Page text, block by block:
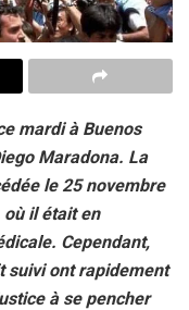
mardi à Buenos
Maradona. La
le 25 novembre
où il était en
Cependant,
suivi ont rapidement
à se pencher